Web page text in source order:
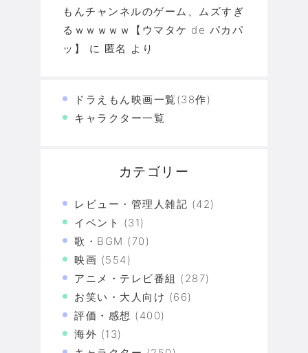
もんチャンネルのゲーム、ムズすぎ
るｗｗｗｗｗ【ウマタケ de パカパ
ッ】
に 匿名 より
ドラえもん映画一覧(38作)
キャラクター一覧
カテゴリー
レビュー・管理人雑記 (42)
イベント (31)
歌・BGM (70)
映画 (554)
アニメ・テレビ番組 (287)
お笑い・大人向け (66)
評価・感想 (400)
海外 (13)